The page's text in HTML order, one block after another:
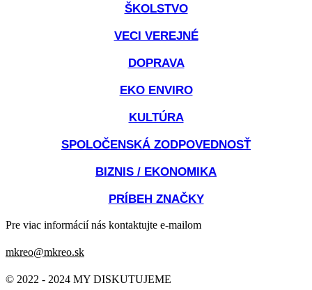
ŠKOLSTVO
VECI VEREJNÉ
DOPRAVA
EKO ENVIRO
KULTÚRA
SPOLOČENSKÁ ZODPOVEDNOSŤ
BIZNIS / EKONOMIKA
PRÍBEH ZNAČKY
Pre viac informácií nás kontaktujte e-mailom
mkreo@mkreo.sk
© 2022 - 2024 MY DISKUTUJEME